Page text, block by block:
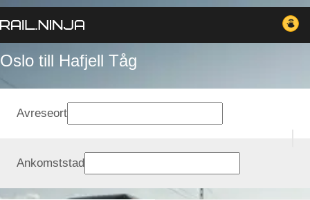
Oslo till Hafjell Tåg
Avreseort
Ankomststad